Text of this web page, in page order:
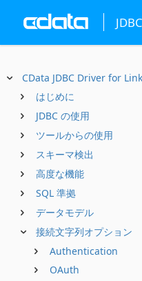
CData JDBC Driver for
はじめに
JDBC の使用
ツールからの使用
スキーマ検出
高度な機能
SQL 準拠
データモデル
接続文字列オプション
Authentication
OAuth